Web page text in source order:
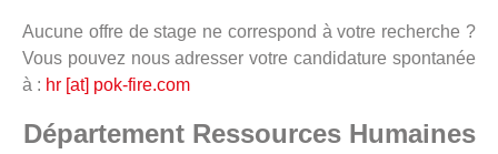
Aucune offre de stage ne correspond à votre recherche ?
Vous pouvez nous adresser votre candidature spontanée
à : hr [at] pok-fire.com
Département Ressources Humaines